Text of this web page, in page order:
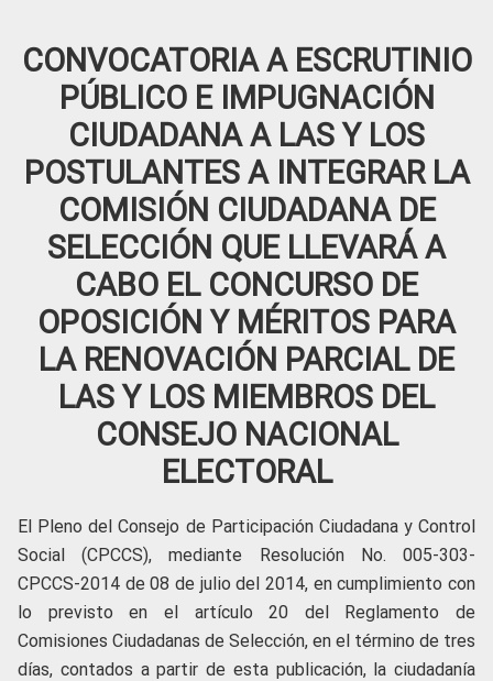
CONVOCATORIA A ESCRUTINIO
PÚBLICO E IMPUGNACIÓN
CIUDADANA A LAS Y LOS
POSTULANTES A INTEGRAR LA
COMISIÓN CIUDADANA DE
SELECCIÓN QUE LLEVARÁ A
CABO EL CONCURSO DE
OPOSICIÓN Y MÉRITOS PARA
LA RENOVACIÓN PARCIAL DE
LAS Y LOS MIEMBROS DEL
CONSEJO NACIONAL
ELECTORAL
El Pleno del Consejo de Participación Ciudadana y Control
Social (CPCCS), mediante Resolución No. 005-303-
CPCCS-2014 de 08 de julio del 2014, en cumplimiento con
lo previsto en el artículo 20 del Reglamento de
Comisiones Ciudadanas de Selección, en el término de tres
días, contados a partir de esta publicación, la ciudadanía